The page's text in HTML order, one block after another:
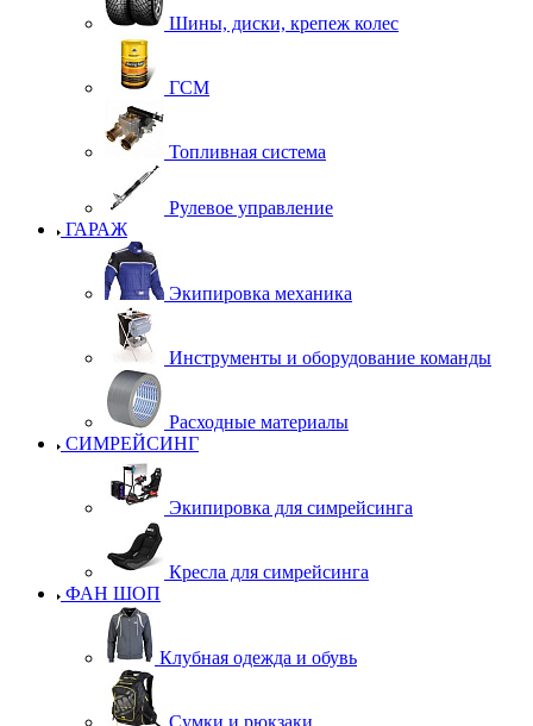
Шины, диски, крепеж колес
ГСМ
Топливная система
Рулевое управление
ГАРАЖ
Экипировка механика
Инструменты и оборудование команды
Расходные материалы
СИМРЕЙСИНГ
Экипировка для симрейсинга
Кресла для симрейсинга
ФАН ШОП
Клубная одежда и обувь
Сумки и рюкзаки